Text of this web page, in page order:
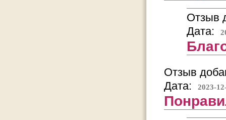
Отзыв
Дата:
Отзыв
Дата:
2023-